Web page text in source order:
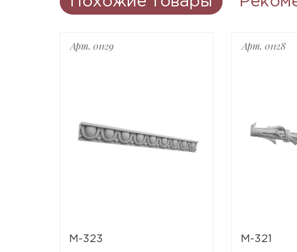
Арт. 01129
M-323
Арт. 01128
M-321